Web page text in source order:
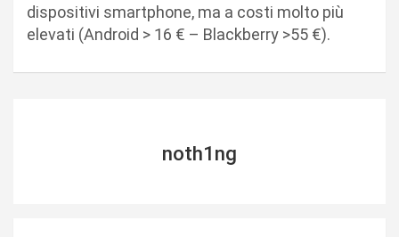
dispositivi smartphone, ma a costi molto più
elevati (Android > 16 € – Blackberry >55 €).
noth1ng